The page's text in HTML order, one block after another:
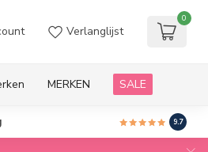
Verlanglijst
0
MERKEN SALE
9.7